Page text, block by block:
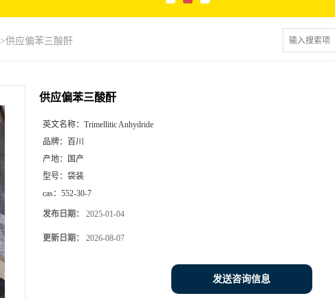
>供应偏苯三酸酐
供应偏苯三酸酐
英文名称： Trimellitic Anhydride
品牌：
百川
产地：
国产
型号： 袋装
cas： 552-30-7
发布日期： 2025-01-04
更新日期： 2026-08-07
发送咨询信息